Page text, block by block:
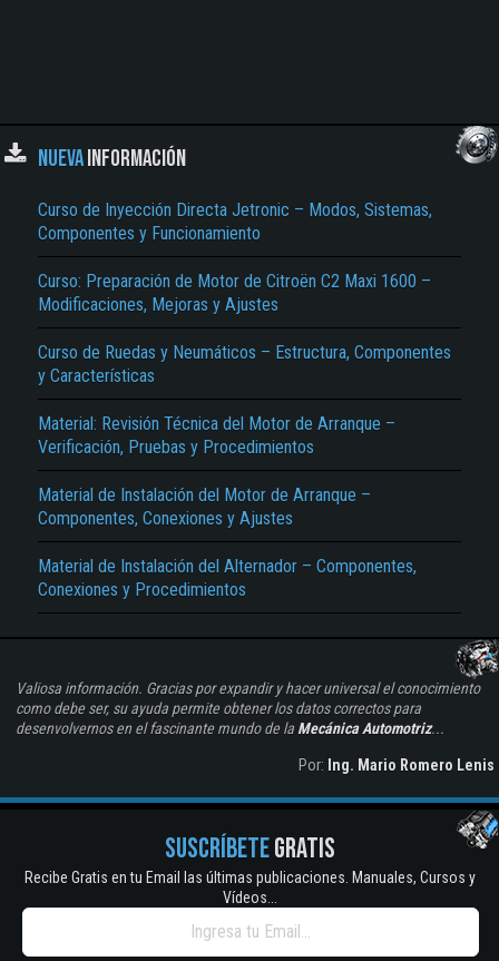
NUEVAINFORMACIÓN
Curso de Inyección Directa Jetronic – Modos, Sistemas,
Componentes y Funcionamiento
Curso: Preparación de Motor de Citroën C2 Maxi 1600 –
Modificaciones, Mejoras y Ajustes
Curso de Ruedas y Neumáticos – Estructura, Componentes
y Características
Material: Revisión Técnica del Motor de Arranque –
Verificación, Pruebas y Procedimientos
Material de Instalación del Motor de Arranque –
Componentes, Conexiones y Ajustes
Material de Instalación del Alternador – Componentes,
Conexiones y Procedimientos
Valiosa información. Gracias por expandir y hacer universal el conocimiento
como debe ser, su ayuda permite obtener los datos correctos para
desenvolvernos en el fascinante mundo de la Mecánica Automotriz...
Por: Ing. Mario Romero Lenis
SUSCRÍBETEGRATIS
Recibe Gratis en tu Email las últimas publicaciones. Manuales, Cursos y
Vídeos...